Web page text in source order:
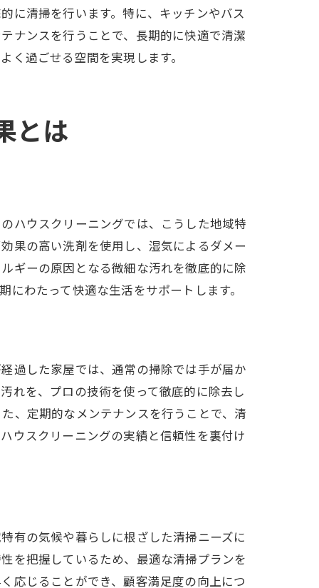
に清掃を行います。特に、キッチンやバス
ナンスを行うことで、長期的に快適で清潔
過ごせる空間を実現します。
とは
ハウスクリーニングでは、こうした地域特
果の高い洗剤を使用し、湿気によるダメー
ギーの原因となる微細な汚れを徹底的に除
わたって快適な生活をサポートします。
過した家屋では、通常の掃除では手が届か
れを、プロの技術を使って徹底的に除去し
、定期的なメンテナンスを行うことで、清
ウスクリーニングの実績と信頼性を裏付け
有の気候や暮らしに根ざした清掃ニーズに
を把握しているため、最適な清掃プランを
応じることができ、顧客満足度の向上につ